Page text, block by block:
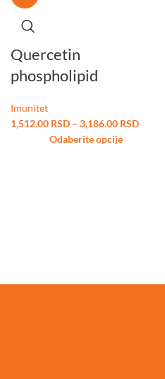
Quercetin
phospholipid
Imunitet
1,512.00 RSD – 3,186.00 RSD
Odaberite opcije